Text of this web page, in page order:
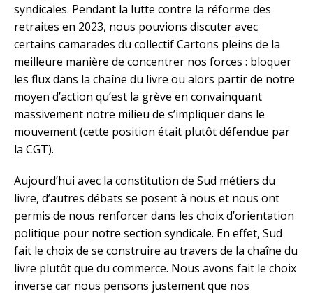
syndicales. Pendant la lutte contre la réforme des
retraites en 2023, nous pouvions discuter avec
certains camarades du collectif Cartons pleins de la
meilleure manière de concentrer nos forces : bloquer
les flux dans la chaîne du livre ou alors partir de notre
moyen d’action qu’est la grève en convainquant
massivement notre milieu de s’impliquer dans le
mouvement (cette position était plutôt défendue par
la CGT).
Aujourd’hui avec la constitution de Sud métiers du
livre, d’autres débats se posent à nous et nous ont
permis de nous renforcer dans les choix d’orientation
politique pour notre section syndicale. En effet, Sud
fait le choix de se construire au travers de la chaîne du
livre plutôt que du commerce. Nous avons fait le choix
inverse car nous pensons justement que nos